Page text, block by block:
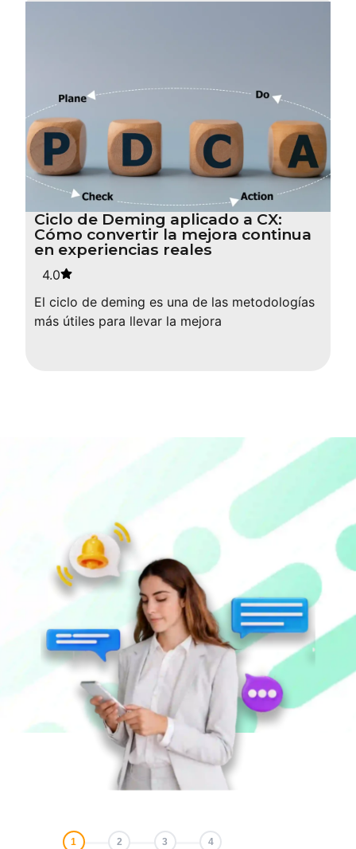
Ciclo de Deming aplicado a CX:
Cómo convertir la mejora continua
en experiencias reales
4.0
El ciclo de deming es una de las metodologías
más útiles para llevar la mejora
1
2
3
4